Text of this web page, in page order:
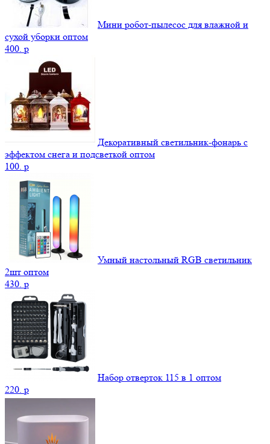
Мини робот-пылесос для влажной и
сухой уборки оптом
400. p
Декоративный светильник-фонарь с
эффектом снега и подсветкой оптом
100. p
Умный настольный RGB светильник
2шт оптом
430. p
Набор отверток 115 в 1 оптом
220. p